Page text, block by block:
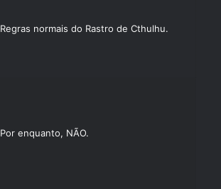
Regras normais do Rastro de Cthulhu.
Por enquanto, NÃO.